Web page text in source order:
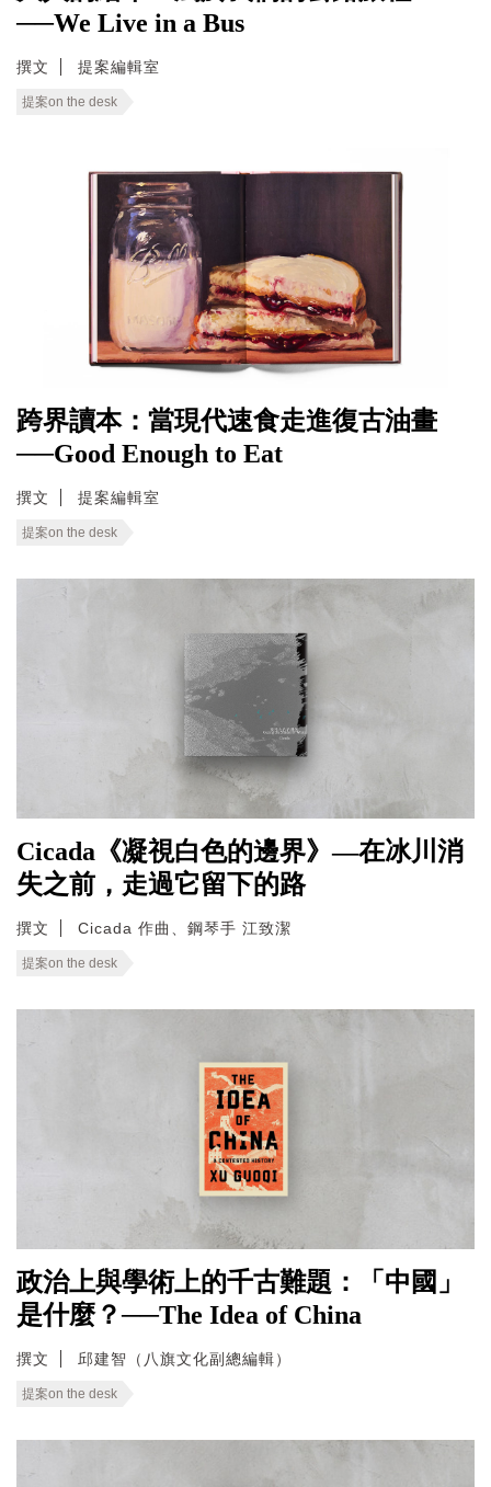
──We Live in a Bus
撰文 提案編輯室
提案on the desk
跨界讀本：當現代速食走進復古油畫
──Good Enough to Eat
撰文 提案編輯室
提案on the desk
Cicada《凝視白色的邊界》—在冰川消
失之前，走過它留下的路
撰文 Cicada 作曲、鋼琴手 江致潔
提案on the desk
政治上與學術上的千古難題：「中國」
是什麼？──The Idea of China
撰文 邱建智（八旗文化副總編輯）
提案on the desk